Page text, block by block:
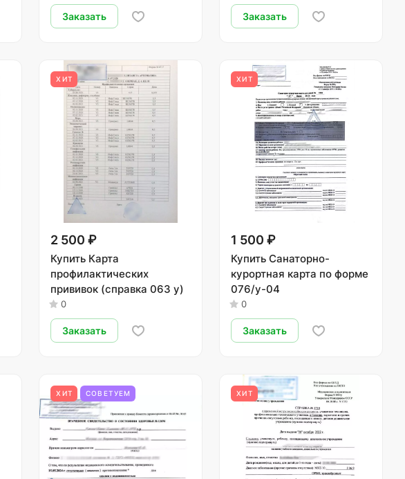
Заказать Заказать
ХИТ
2 500 ₽
Купить Карта
профилактических
прививок (справка 063 у)
0
Заказать
ХИТ
1 500 ₽
Купить Санаторно-
курортная карта по форме
076/у-04
0
Заказать
ХИТ СОВЕТУЕМ ХИТ